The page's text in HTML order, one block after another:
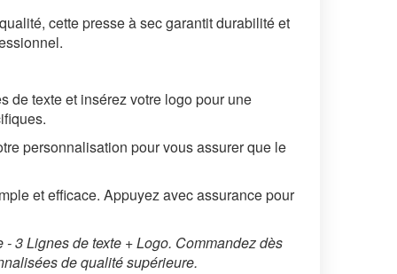
cette presse à sec garantit durabilité et
de texte et insérez votre logo pour une
personnalisation pour vous assurer que le
et efficace. Appuyez avec assurance pour
3 Lignes de texte + Logo. Commandez dès
de qualité supérieure.